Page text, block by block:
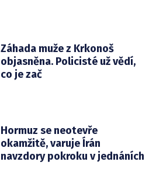
Záhada muže z Krkonoš
objasněna. Policisté už vědí,
co je zač
Hormuz se neotevře
okamžitě, varuje Írán
navzdory pokroku v jednáních